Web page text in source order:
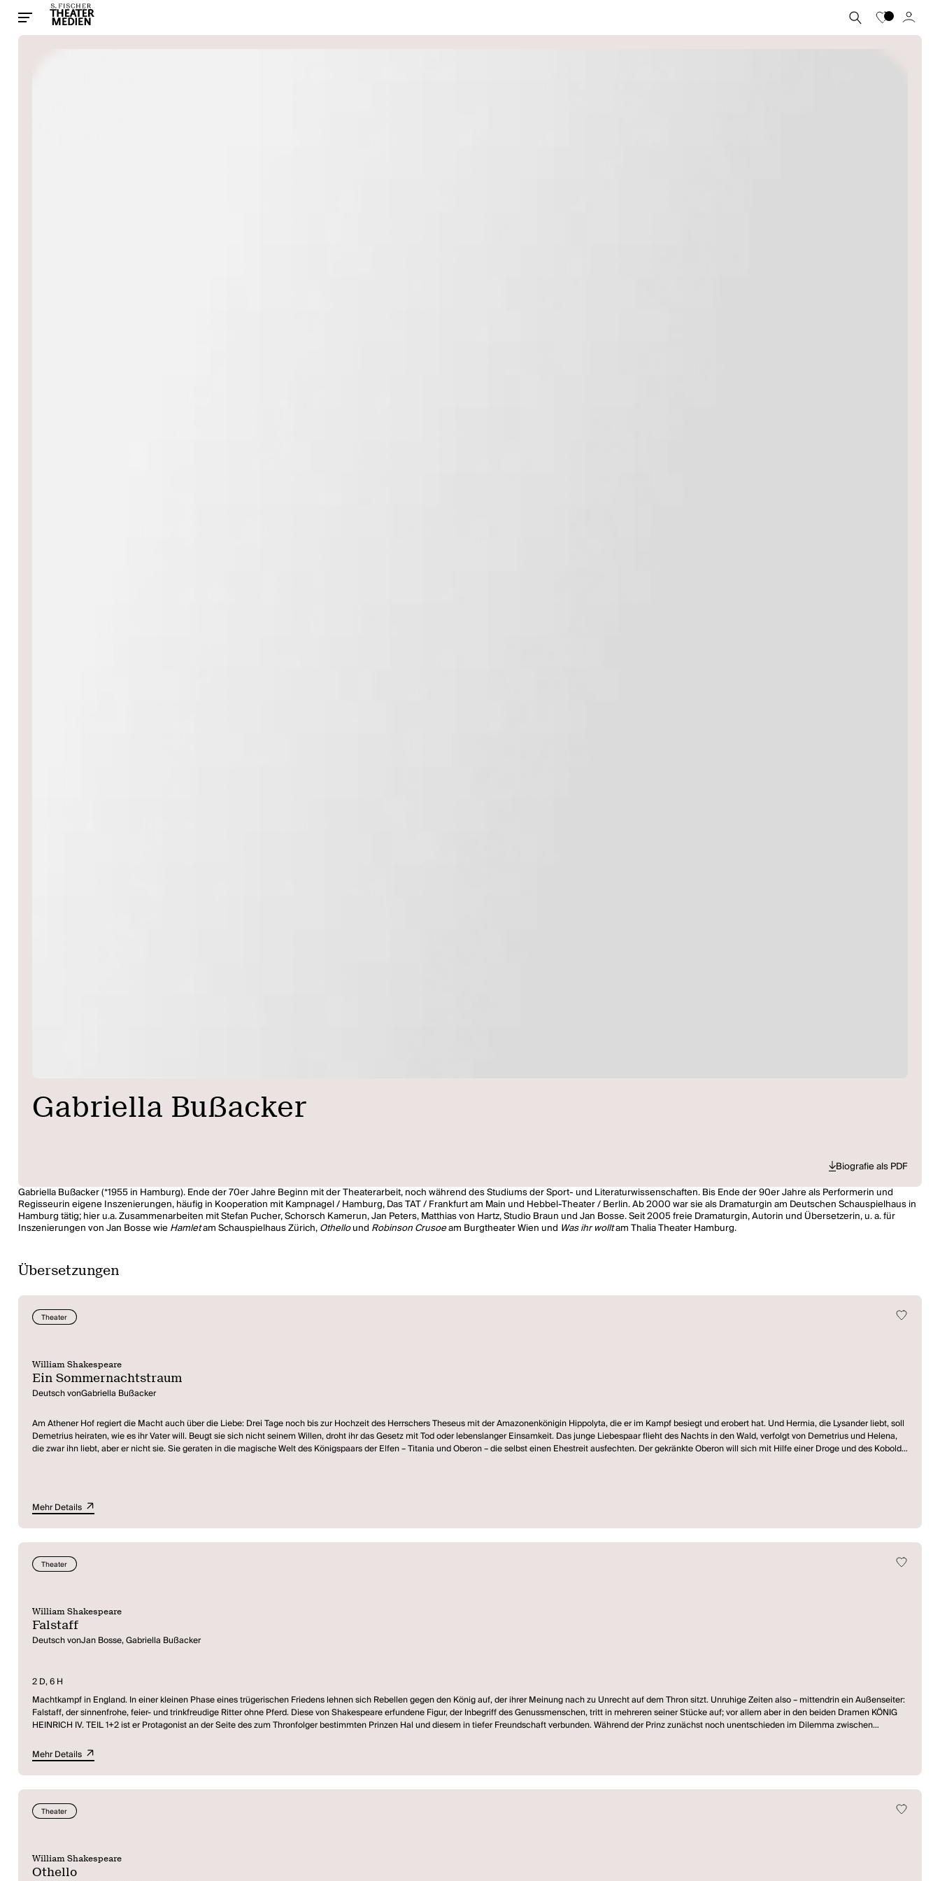
Gabriella Bußacker
Biografie als PDF
Gabriella Bußacker (*1955 in Hamburg). Ende der 70er Jahre Beginn mit der Theaterarbeit, noch während des Studiums der Sport- und Literaturwissenschaften. Bis Ende der 90er Jahre als Performerin und
Regisseurin eigene Inszenierungen, häufig in Kooperation mit Kampnagel / Hamburg, Das TAT / Frankfurt am Main und Hebbel-Theater / Berlin. Ab 2000 war sie als Dramaturgin am Deutschen Schauspielhaus in
Hamburg tätig; hier u.a. Zusammenarbeiten mit Stefan Pucher, Schorsch Kamerun, Jan Peters, Matthias von Hartz, Studio Braun und Jan Bosse. Seit 2005 freie Dramaturgin, Autorin und Übersetzerin, u. a. für
Inszenierungen von Jan Bosse wieHamletam Schauspielhaus Zürich,Othellound Robinson Crusoeam Burgtheater Wien und Was ihr wolltam Thalia Theater Hamburg.
Übersetzungen
Theater
William Shakespeare
Ein Sommernachtstraum
Deutsch vonGabriella Bußacker
Am Athener Hof regiert die Macht auch über die Liebe: Drei Tage noch bis zur Hochzeit des Herrschers Theseus mit der Amazonenkönigin Hippolyta, die er im Kampf besiegt und erobert hat. Und Hermia, die Lysander liebt, soll
Demetrius heiraten, wie es ihr Vater will. Beugt sie sich nicht seinem Willen, droht ihr das Gesetz mit Tod oder lebenslanger Einsamkeit. Das junge Liebespaar flieht des Nachts in den Wald, verfolgt von Demetrius und Helena,
die zwar ihn liebt, aber er nicht sie. Sie geraten in die magische Welt des Königspaars der Elfen – Titania und Oberon – die selbst einen Ehestreit ausfechten. Der gekränkte Oberon will sich mit Hilfe einer Droge und des Kobolds
Mehr Details
Theater
William Shakespeare
Falstaff
Deutsch vonJan Bosse, Gabriella Bußacker
2 D, 6 H
Machtkampf in England. In einer kleinen Phase eines trügerischen Friedens lehnen sich Rebellen gegen den König auf, der ihrer Meinung nach zu Unrecht auf dem Thron sitzt. Unruhige Zeiten also – mittendrin ein Außenseiter:
Falstaff, der sinnenfrohe, feier- und trinkfreudige Ritter ohne Pferd. Diese von Shakespeare erfundene Figur, der Inbegriff des Genussmenschen, tritt in mehreren seiner Stücke auf; vor allem aber in den beiden Dramen KÖNIG
HEINRICH IV. TEIL 1+2 ist er Protagonist an der Seite des zum Thronfolger bestimmten Prinzen Hal und diesem in tiefer Freundschaft verbunden. Während der Prinz zunächst noch unentschieden im Dilemma zwischen
versteht es meisterhaft, sich durch seine pointenreich-gewitzte Rhetorik immer wieder aus heiklen Affären zu retten. Doch gibt es auf Dauer einen Platz für Falstaff, der mit seiner ganzen Leibesfülle die pure Lust am Leben
verkörpert, in einer Welt, die mit ihrem Machtstreben über Leichen geht?
Der Lebenskünstler Falstaff gibt in der Bearbeitung und Übersetzung von Gabriella Bussacker und Jan Bosse ein Fest und lädt das Publikum in sein Stammlokal »Zum Wilden Schweinskopf« ein. Draußen ist Staatskrise, drinnen
wird so lange wie möglich gefeiert. Volkstheater vom Feinsten!
Mehr Details
Theater
William Shakespeare
Othello